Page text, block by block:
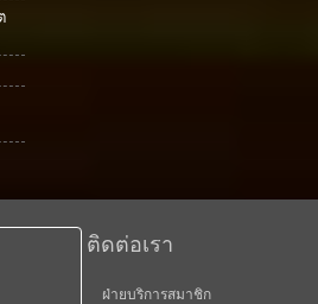
ติดต่อเรา
ฝ่ายบริการสมาชิก